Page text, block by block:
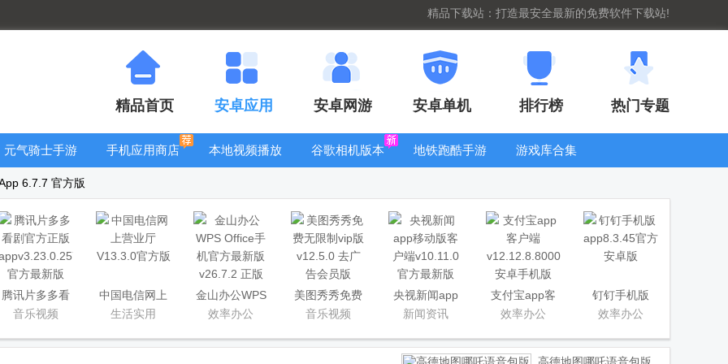
精品下载站：打造最安全最新的免费软件下载站!
精品首页 安卓应用 安卓网游 安卓单机 排行榜 热门专题
元气骑士手游
手机应用商店
本地视频播放
谷歌相机版本
地铁跑酷手游
游戏库合集
6.7.7 官方版
腾讯片多多看
剧官方正版
音乐视频
中国电信网上
营业厅
生活实用
金山办公WPS
Office手机官
效率办公
美图秀秀免费
无限制vip版
音乐视频
央视新闻app
移动版客户端
新闻资讯
支付宝app客
户端
效率办公
钉钉手机版
app
效率办公